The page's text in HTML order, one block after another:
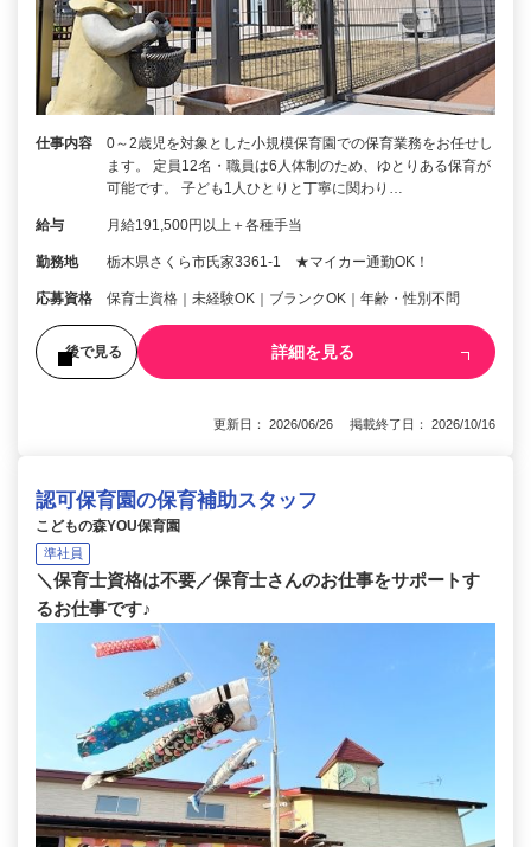
仕事内容
0～2歳児を対象とした小規模保育園での保育業務をお任せし
ます。 定員12名・職員は6人体制のため、ゆとりある保育が
可能です。 子ども1人ひとりと丁寧に関わり…
給与 月給191,500円以上＋各種手当
勤務地 栃木県さくら市氏家3361‐1 ★マイカー通勤OK！
応募資格 保育士資格｜未経験OK｜ブランクOK｜年齢・性別不問
後で見る 詳細を見る
更新日： 2026/06/26 掲載終了日： 2026/10/16
認可保育園の保育補助スタッフ
こどもの森YOU保育園
準社員
＼保育士資格は不要／保育士さんのお仕事をサポートす
るお仕事です♪